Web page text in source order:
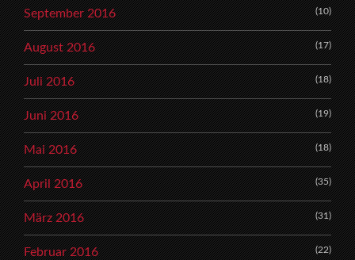
September 2016 (10)
August 2016 (17)
Juli 2016 (18)
Juni 2016 (19)
Mai 2016 (18)
April 2016 (35)
März 2016 (31)
Februar 2016 (22)